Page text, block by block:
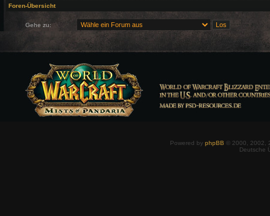
Foren-Übersicht
Gehe zu:
Powered by phpBB © 2000, 2002,
Deutsche